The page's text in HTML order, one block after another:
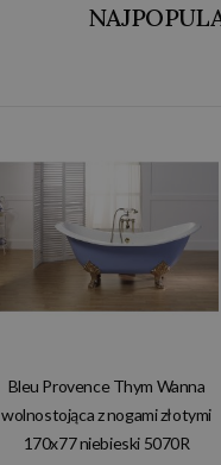
Bleu Provence Thym Wanna
wolnostojąca z nogami złotymi
170x77 niebieski 5070R